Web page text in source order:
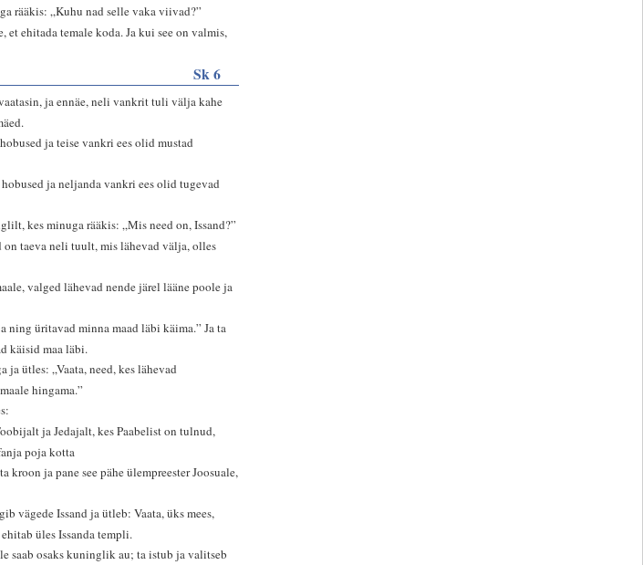
rääkis: „Kuhu nad selle vaka viivad?”
et ehitada temale koda. Ja kui see on valmis,
Sk 6
ja ennäe, neli vankrit tuli välja kahe
ja teise vankri ees olid mustad
ja neljanda vankri ees olid tugevad
kes minuga rääkis: „Mis need on, Issand?”
taeva neli tuult, mis lähevad välja, olles
valged lähevad nende järel lääne poole ja
ning üritavad minna maad läbi käima.” Ja ta
käisid maa läbi.
ütles: „Vaata, need, kes lähevad
hingama.”
ja Jedajalt, kes Paabelist on tulnud,
poja kotta
kroon ja pane see pähe ülempreester Joosuale,
vägede Issand ja ütleb: Vaata, üks mees,
üles Issanda templi.
saab osaks kuninglik au; ta istub ja valitseb